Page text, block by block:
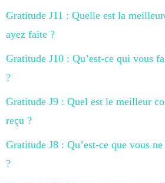
Gratitude J11 : Quelle est la
ayez faite ?
Gratitude J10 : Qu’est-ce qui vous
?
Gratitude J9 : Quel est le meilleur
reçu ?
Gratitude J8 : Qu’est-ce que vous
?